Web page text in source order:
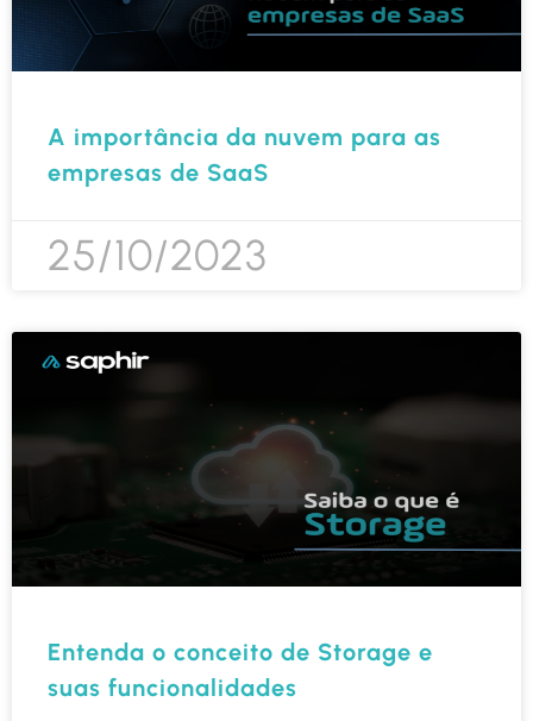
A importância da nuvem para as
empresas de SaaS
25/10/2023
Entenda o conceito de Storage e
suas funcionalidades